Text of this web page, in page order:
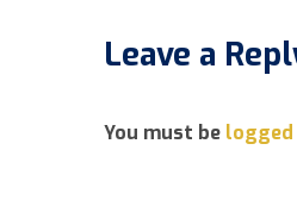
Leave a
You must be logged